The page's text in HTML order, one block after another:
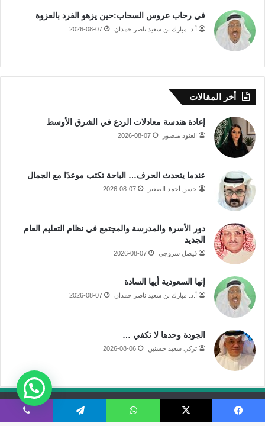
في رحاب عروس السحاب:حين يزهو الفرد بالعزوة
أ.د. مبارك بن سعيد ناصر حمدان 2026-08-07
أخر المقالات
إعادة هندسة معادلات الردع في الشرق الأوسط
العنود منصور 2026-08-07
عندما يتحدث الحرف… الباحة تكتب موعدًا مع الجمال
حسن أحمد الصغير 2026-08-07
دور الأسرة والمدرسة والمجتمع في نظام التعليم العام
الجديد
فيصل سروجي 2026-08-07
إنها السعودية أيها السادة
أ.د. مبارك بن سعيد ناصر حمدان 2026-08-07
الجودة وحدها لا تكفي …
تركي سعيد حسنين 2026-08-06
جميع الحقوق محفوظة لموقع صحيفة مكة الإلكترونية
فيسبوك
‫X واتساب تيلقرام ڤايبر